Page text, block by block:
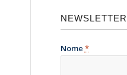
NEWSLETTER
Nome *